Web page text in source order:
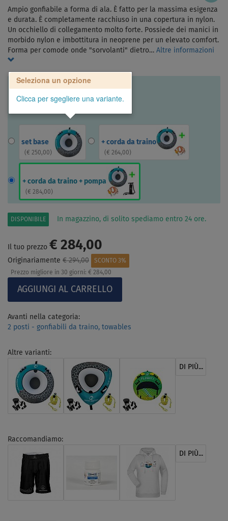
Ampio gonfiabile a forma di ala. È fatto per la massima esigenza
e durata. È completamente racchiuso in una copertura in nylon.
Un occhiello di collegamento molto forte. Possiede dei manici in
morbido nylon e imbottitura in neoprene per un elevato comfort.
Forma per comode onde "sorvolanti" dietro… Altre informazioni
Seleziona un opzione
Clicca per sgegliere una variante.
set base
( € 250,00)
+ corda da traino
(€ 264,00)
+ corda da traino + pompa
( € 284,00)
DISPONIBILE In magazzino, di solito spediamo entro 24 ore.
Il tuo prezzo € 284,00
Originariamente € 294,00
SCONTO 3%
Prezzo migliore in 30 giorni: € 284,00
Avanti nella categoria:
2 posti - gonfiabili da traino, towables
Altre varianti:
DI PIÙ...
Raccomandiamo:
DI PIÙ...